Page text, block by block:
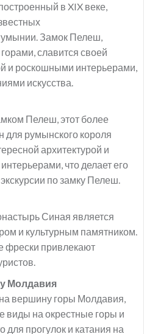
в XIX веке,
Замок Пелеш,
славится своей
и роскошными интерьерами,
искусства.
Пелеш, этот более
для румынского короля
архитектурой и
что делает его
по замку Пелеш.
Синая является
и культурным памятником.
фрески привлекают
Молдавия
вершину горы Молдавия,
виды на окрестные горы и
прогулок и катания на